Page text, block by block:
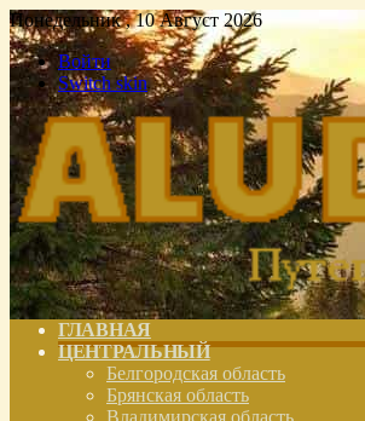
Понедельник , 10 Август 2026
Войти
Switch skin
ГЛАВНАЯ
ЦЕНТРАЛЬНЫЙ
Белгородская область
Брянская область
Владимирская область